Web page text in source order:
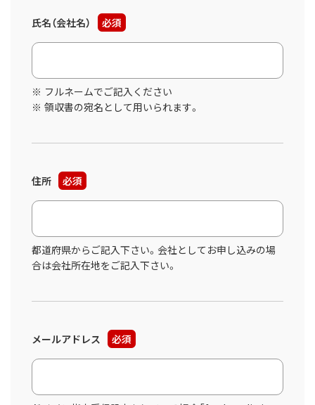
氏名（会社名） 必須
フルネームでご記入ください
領収書の宛名として用いられます。
住所 必須
都道府県からご記入下さい。会社としてお申し込みの場
合は会社所在地をご記入下さい。
メールアドレス 必須